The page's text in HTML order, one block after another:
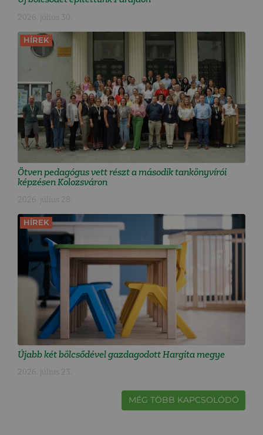
2026. július 30.
HÍREK
Ötven pedagógus vett részt a második tankönyvírói
képzésen Kolozsváron
2026. július 28.
HÍREK
Újabb két bölcsődével gazdagodott Hargita megye
2026. július 23.
MÉG TÖBB KAPCSOLÓDÓ